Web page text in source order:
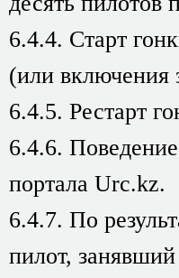
6.4.4. Старт
(или включения
6.4.5. Рестарт
6.4.6.
портала Urc.kz.
6.4.7. По
пилот,